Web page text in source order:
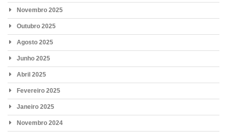
Novembro 2025
Outubro 2025
Agosto 2025
Junho 2025
Abril 2025
Fevereiro 2025
Janeiro 2025
Novembro 2024